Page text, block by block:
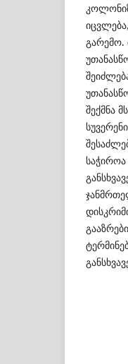
გარემო.
შექმნა